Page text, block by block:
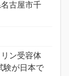
古屋市千
ン受容体
験が日本で